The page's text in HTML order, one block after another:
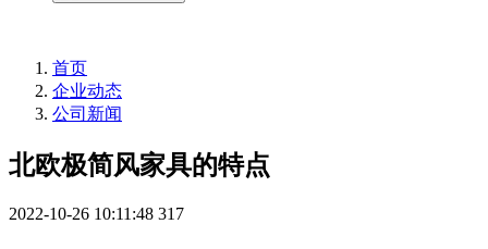
首页
企业动态
公司新闻
北欧极简风家具的特点
2022-10-26 10:11:48 317